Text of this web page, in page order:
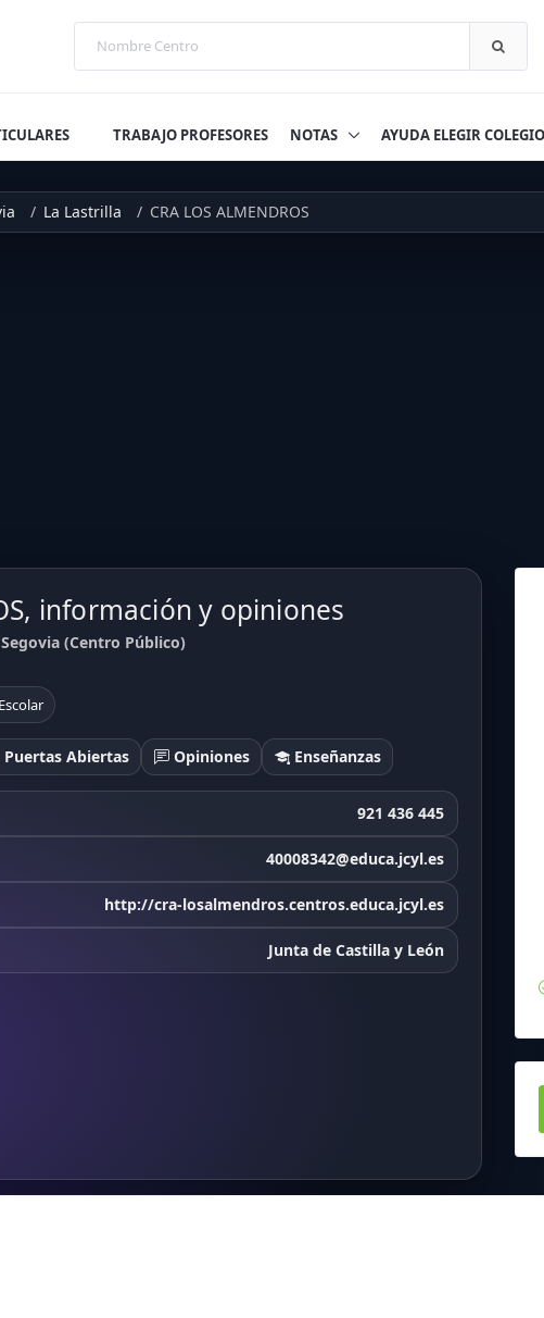
TRABAJO PROFESORES NOTAS AYUDA ELEGIR
La Lastrilla CRA LOS ALMENDROS
información y opiniones
Segovia (Centro Público)
Puertas Abiertas Opiniones Enseñanzas
921 436 445
40008342@educa.jcyl.es
http://cra-losalmendros.centros.educa.jcyl.es
Junta de Castilla y León